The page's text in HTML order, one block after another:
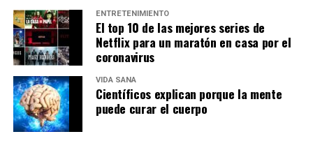
ENTRETENIMIENTO
El top 10 de las mejores series de
Netflix para un maratón en casa por el
coronavirus
VIDA SANA
Científicos explican porque la mente
puede curar el cuerpo